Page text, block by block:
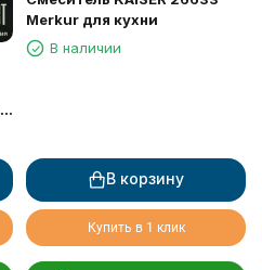
Merkur для кухни
В наличии
В корзину
Купить в 1 клик